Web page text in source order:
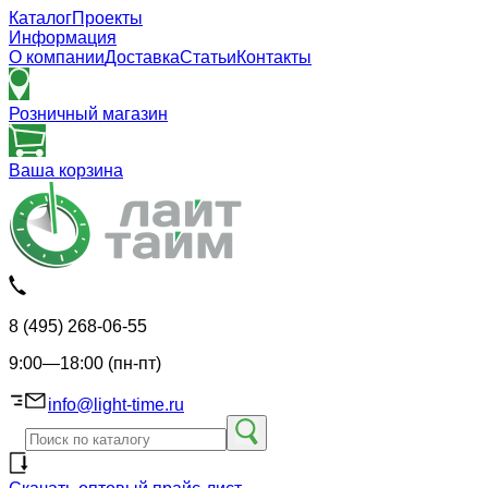
КаталогПроекты
Информация
О компанииДоставкаСтатьиКонтакты
Розничный магазин
Ваша корзина
8 (495) 268-06-55
9:00—18:00 (пн-пт)
info@light-time.ru